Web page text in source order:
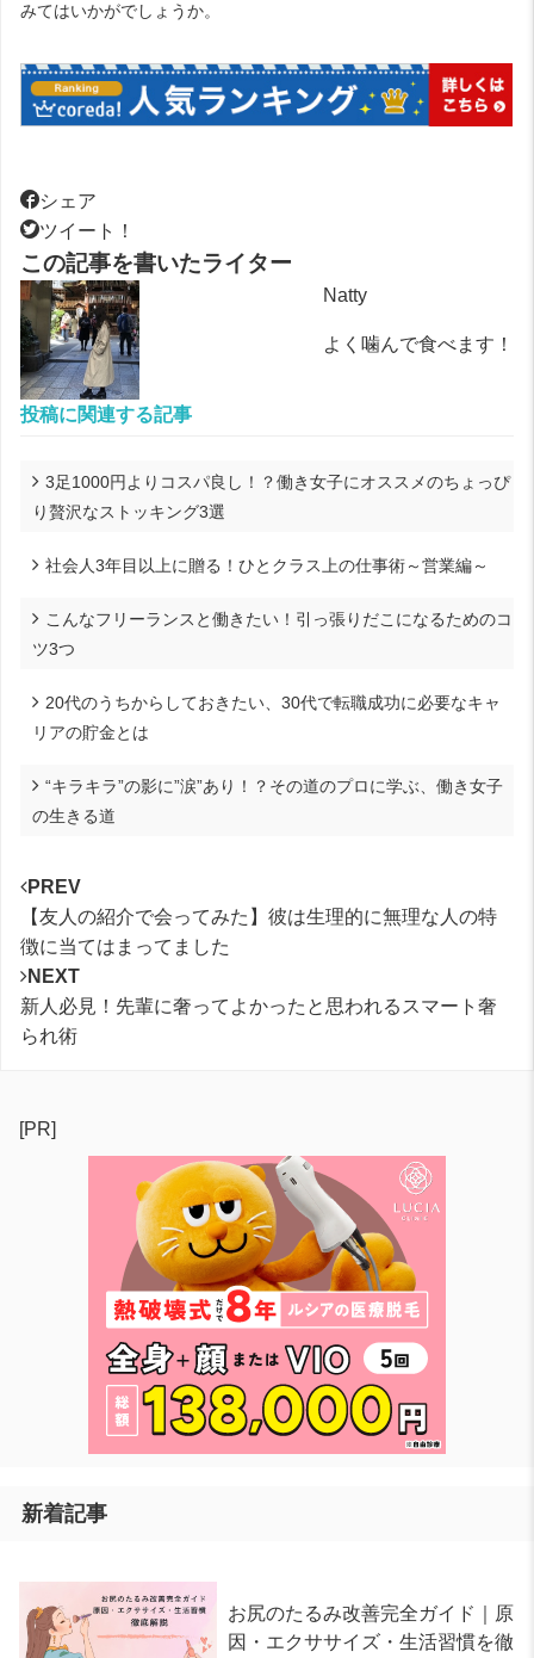
みてはいかがでしょうか。
シェア
ツイート！
この記事を書いたライター
Natty
よく噛んで食べます！
投稿に関連する記事
3足1000円よりコスパ良し！？働き女子にオススメのちょっぴ
り贅沢なストッキング3選
社会人3年目以上に贈る！ひとクラス上の仕事術～営業編～
こんなフリーランスと働きたい！引っ張りだこになるためのコ
ツ3つ
20代のうちからしておきたい、30代で転職成功に必要なキャ
リアの貯金とは
“キラキラ”の影に”涙”あり！？その道のプロに学ぶ、働き女子
の生きる道
PREV
【友人の紹介で会ってみた】彼は生理的に無理な人の特
徴に当てはまってました
NEXT
新人必見！先輩に奢ってよかったと思われるスマート奢
られ術
[PR]
新着記事
お尻のたるみ改善完全ガイド｜原
因・エクササイズ・生活習慣を徹